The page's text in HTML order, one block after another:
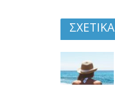
ΣΧΕΤΙΚΑ